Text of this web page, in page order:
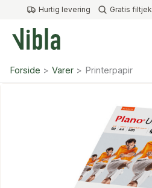
indholdet
Hurtig levering Gratis filtjek
Forside Varer Printerpapir